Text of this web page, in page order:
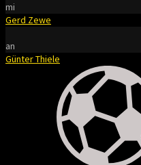
mi
Gerd Zewe
an
Günter Thiele